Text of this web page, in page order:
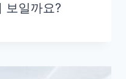
보일까요?